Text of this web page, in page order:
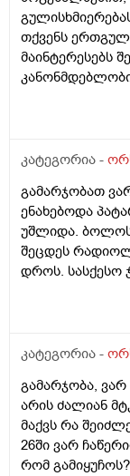
თქვენს ერთგულ
მაინტერესებს
გამოიყენებს,
კლინიკაში, ამ
სცენარი? რა
გამოიყენებენ
მიუხედავად?
მადლობა!
კატეგორია -
გამარჯობათ
ენახებოდა
უშლიდა. ბოლოს
შეცდეს
დროს. სასქესო
კატეგორია -
გამარჯობა,
არის ძალიან
მაქვს რა
26ში ვარ
რომ გამიყუჩოს?